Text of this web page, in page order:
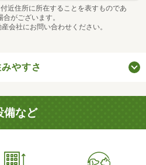
近住所に所在することを表すものであ
がございます。
会社にお問い合わせください。
やすさ
備など